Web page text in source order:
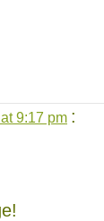
9:17 pm :